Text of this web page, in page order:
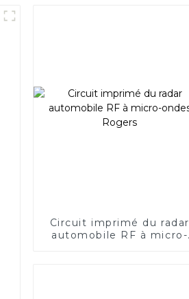
Circuit imprimé du radar
automobile RF à micro-